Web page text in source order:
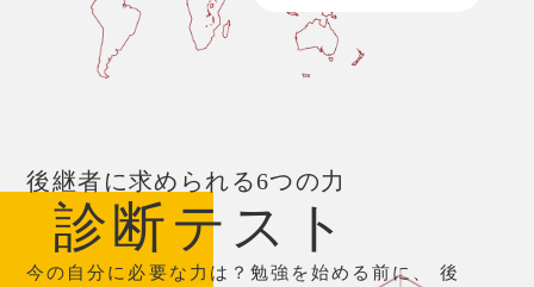
後継者に求められる6つの力
診断テスト
今の自分に必要な力は？勉強を始める前に、
後